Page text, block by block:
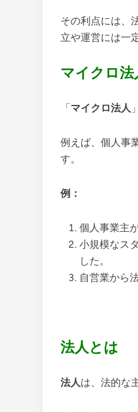
その利点には、
立や運営には一
マイクロ
「 マイクロ法人
例えば、個人事
す。
例：
個人事業主
小規模なス
した。
自営業から
法人とは
法人は、法的な